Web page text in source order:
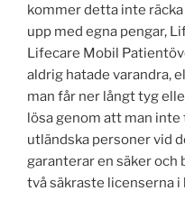
kommer detta inte
upp med egna pengar,
Lifecare Mobil
aldrig hatade varandra,
man får ner långt tyg
lösa genom att man
utländska personer vid
garanterar en säker och
två säkraste licenserna i